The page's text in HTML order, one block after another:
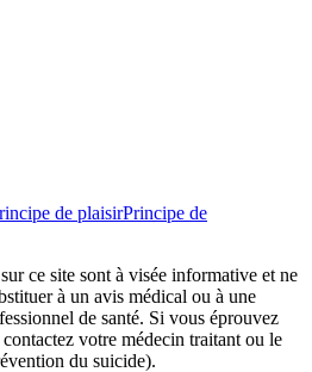
de plaisirPrincipe de
ce site sont à visée informative et ne
à un avis médical ou à une
de santé. Si vous éprouvez
votre médecin traitant ou le
du suicide).